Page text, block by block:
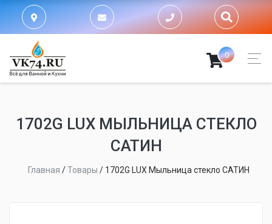
0
1702G LUX МЫЛЬНИЦА СТЕКЛО
САТИН
Главная /Товары / 1702G LUX Мыльница стекло САТИН